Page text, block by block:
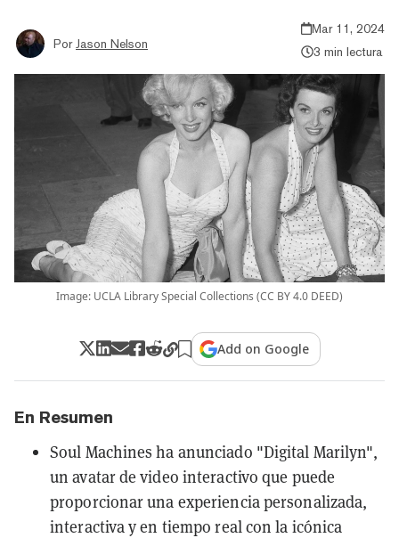
Por Jason Nelson
Mar 11, 2024
3 min lectura
Image: UCLA Library Special Collections (CC BY 4.0 DEED)
Add on Google
En Resumen
Soul Machines ha anunciado "Digital Marilyn",
un avatar de video interactivo que puede
proporcionar una experiencia personalizada,
interactiva y en tiempo real con la icónica